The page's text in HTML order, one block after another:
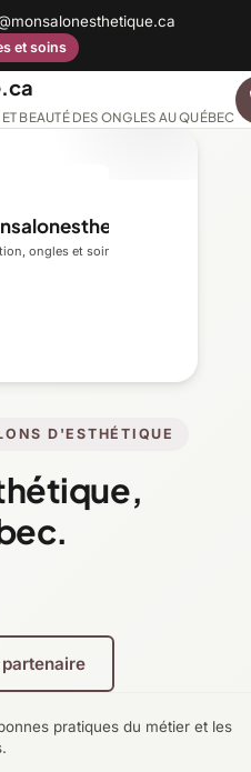
et soins
BEAUTÉ DES ONGLES AU QUÉBEC
D'ESTHÉTIQUE
ongles et soins du visage
pratiques du métier et les